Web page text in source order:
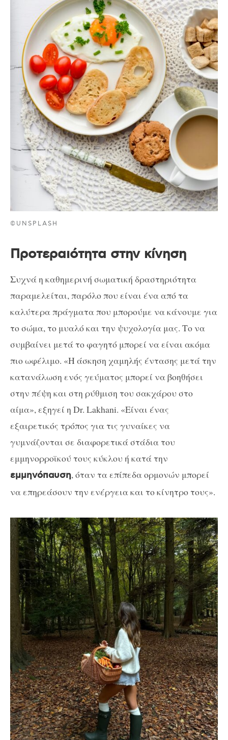
©UNSPLASH
Προτεραιότητα στην κίνηση
Συχνά η καθημερινή σωματική δραστηριότητα
παραμελείται, παρόλο που είναι ένα από τα
καλύτερα πράγματα που μπορούμε να κάνουμε για
το σώμα, το μυαλό και την ψυχολογία μας. Το να
συμβαίνει μετά το φαγητό μπορεί να είναι ακόμα
πιο ωφέλιμο. «Η άσκηση χαμηλής έντασης μετά την
κατανάλωση ενός γεύματος μπορεί να βοηθήσει
στην πέψη και στη ρύθμιση του σακχάρου στο
αίμα», εξηγεί η Dr. Lakhani. «Είναι ένας
εξαιρετικός τρόπος για τις γυναίκες να
γυμνάζονται σε διαφορετικά στάδια του
εμμηνορροϊκού τους κύκλου ή κατά την
εμμηνόπαυση, όταν τα επίπεδα ορμονών μπορεί
να επηρεάσουν την ενέργεια και το κίνητρο τους».